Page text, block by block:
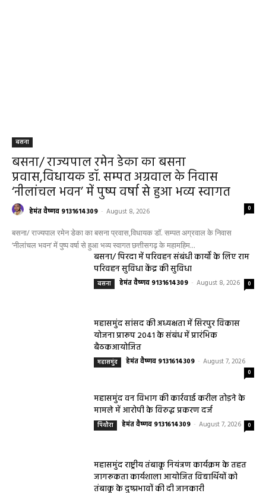
बसना
बसना/ राज्यपाल रमेन डेका का बसना
प्रवास,विधायक डॉ. सम्पत अग्रवाल के निवास
‘नीलांचल भवन’ में पुष्प वर्षा से हुआ भव्य स्वागत
हेमंत वैष्णव 9131614309 - August 8, 2026 0
बसना/ राज्यपाल रमेन डेका का बसना प्रवास,विधायक डॉ. सम्पत अग्रवाल के निवास
‘नीलांचल भवन’ में पुष्प वर्षा से हुआ भव्य स्वागत छत्तीसगढ़ के महामहिम...
बसना/ पिरदा में परिवहन संबंधी कार्यों के लिए राम
परिवहन सुविधा केंद्र की सुविधा
बसना हेमंत वैष्णव 9131614309 - August 8, 2026 0
महासमुंद सांसद की अध्यक्षता में सिरपुर विकास
योजना प्रारूप 2041 के संबंध में प्रारंभिक
बैठकआयोजित
महासमुंद हेमंत वैष्णव 9131614309 - August 7, 2026
0
महासमुंद वन विभाग की कार्रवाई करील तोड़ने के
मामले में आरोपी के विरुद्ध प्रकरण दर्ज
पिथौरा हेमंत वैष्णव 9131614309 - August 7, 2026 0
महासमुंद राष्ट्रीय तंबाकू नियंत्रण कार्यक्रम के तहत
जागरूकता कार्यशाला आयोजित विद्यार्थियों को
तंबाकू के दुष्प्रभावों की दी जानकारी